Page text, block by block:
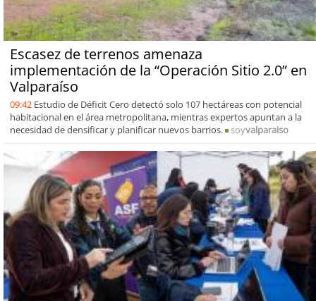
Escasez de terrenos amenaza
implementación de la “Operación Sitio 2.0” en
Valparaíso
09:42 Estudio de Déficit Cero detectó solo 107 hectáreas con potencial
habitacional en el área metropolitana, mientras expertos apuntan a la
necesidad de densificar y planificar nuevos barrios.
soyvalparaiso